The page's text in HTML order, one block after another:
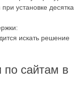
установке десятка
искать решение
по сайтам в